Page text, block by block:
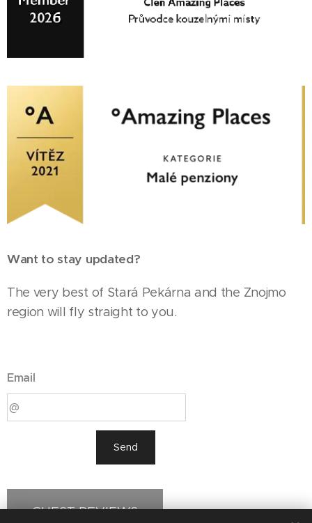
Want to stay updated?
The very best of Stará Pekárna and the Znojmo
region will fly straight to you.
Email
Send
GUEST REVIEWS